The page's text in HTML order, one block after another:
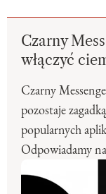
Czarny
włączyć
Czarny
pozostaje
popularnych
Odpowiadamy